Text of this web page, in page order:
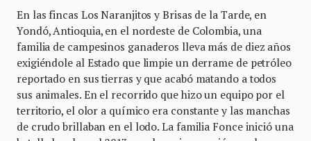
En las fincas Los Naranjitos y Brisas de la Tarde, en
Yondó, Antioquia, en el nordeste de Colombia, una
familia de campesinos ganaderos lleva más de diez años
exigiéndole al Estado que limpie un derrame de petróleo
reportado en sus tierras y que acabó matando a todos
sus animales. En el recorrido que hizo un equipo por el
territorio, el olor a químico era constante y las manchas
de crudo brillaban en el lodo. La familia Fonce inició una